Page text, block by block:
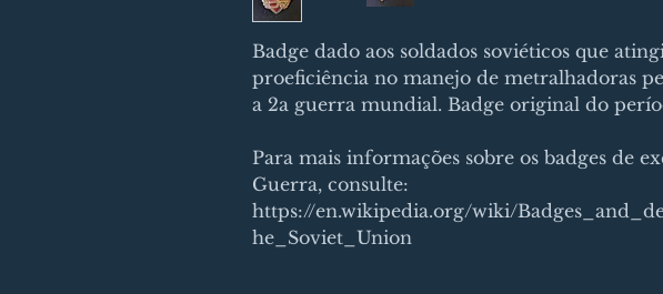
Badge dado aos soldados soviéticos que
proeficiência no manejo de metralhadoras
a 2a guerra mundial. Badge original do
Para mais informações sobre os badges de
Guerra, consulte:
https://en.wikipedia.org/wiki/
he_Soviet_Union